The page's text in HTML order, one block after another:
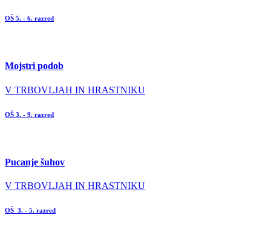
OŠ 5. - 6. razred
Mojstri podob
V TRBOVLJAH IN HRASTNIKU
OŠ 3. - 9. razred
Pucanje šuhov
V TRBOVLJAH IN HRASTNIKU
OŠ 3. - 5. razred